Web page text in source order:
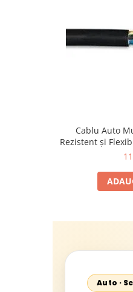
Cablu Auto
Rezistent și Flexibil
Auto ·